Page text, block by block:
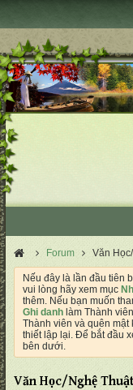
Forum Văn
Nếu đây là lần đầu tiên
vui lòng hãy xem mục
thêm. Nếu bạn muốn
Ghi danh làm Thành
Thành viên và quên mật
thiết lập lại. Để bắt đầu
bên dưới.
Văn Học/Nghệ